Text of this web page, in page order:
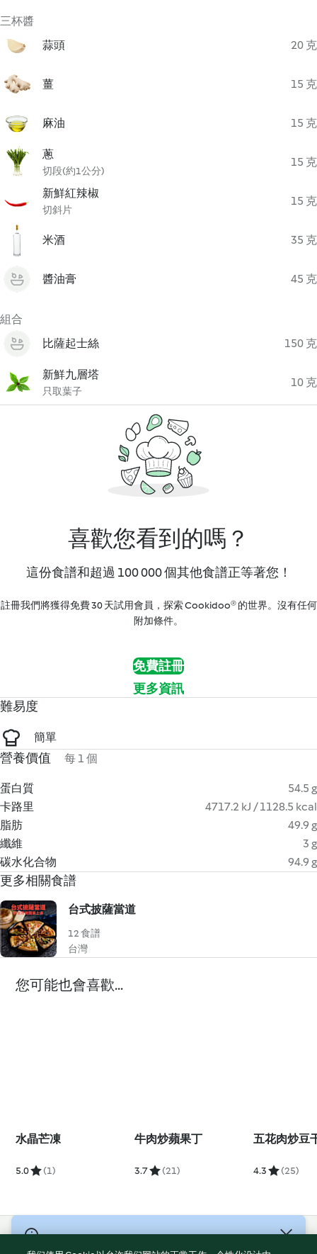
三杯醬
蒜頭
20 克
薑 15 克
麻油 15 克
蔥
切段(約1公分)
15 克
新鮮紅辣椒
切斜片
15 克
米酒 35 克
醬油膏 45 克
組合
比薩起士絲
150 克
新鮮九層塔
只取葉子
10 克
喜歡您看到的嗎？
這份食譜和超過 100 000 個其他食譜正等著您！
註冊我們將獲得免費 30 天試用會員，探索 Cookidoo® 的世界。沒有任何
附加條件。
免費註冊
更多資訊
難易度
簡單
營養價值 每 1 個
蛋白質
54.5 g
卡路里
4717.2 kJ / 1128.5 kcal
脂肪
49.9 g
纖維
3 g
碳水化合物
94.9 g
更多相關食譜
台式披薩當道
12 食譜
台灣
您可能也會喜歡...
水晶芒凍
5.0 (1)
牛肉炒蘋果丁
3.7 (21)
五花肉炒豆
4.3 (25)